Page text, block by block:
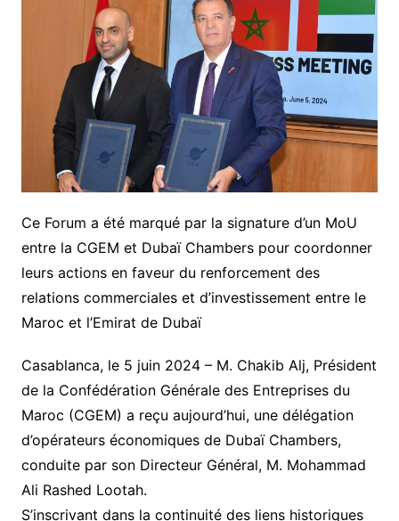
Ce Forum a été marqué par la signature d’un MoU
entre la CGEM et Dubaï Chambers pour coordonner
leurs actions en faveur du renforcement des
relations commerciales et d’investissement entre le
Maroc et l’Emirat de Dubaï
Casablanca, le 5 juin 2024 – M. Chakib Alj, Président
de la Confédération Générale des Entreprises du
Maroc (CGEM) a reçu aujourd’hui, une délégation
d’opérateurs économiques de Dubaï Chambers,
conduite par son Directeur Général, M. Mohammad
Ali Rashed Lootah.
S’inscrivant dans la continuité des liens historiques